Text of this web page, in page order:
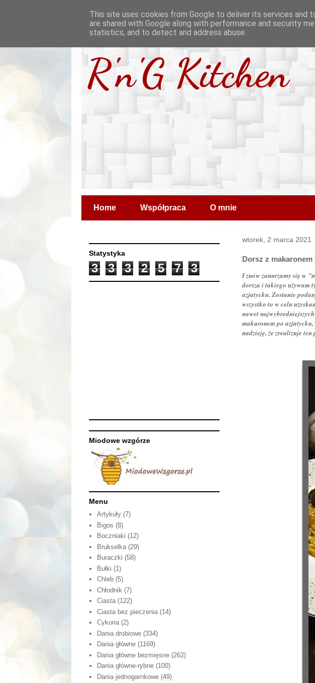
R'n'G Kitchen
Home Współpraca O mnie
wtorek, 2 marca 2021
Dorsz z makaronem
I znów zanurzamy się w
dorsza i takiego używam
azjatycku. Zostanie
wszystko to w celu
nawet
makaronem po
nadzieję, że zrealizuje
Statystyka
3 3 3 2 5 7 3
Miodowe wzgórze
Menu
Artykuły (7)
Bigos (8)
Boczniaki (12)
Brukselka (29)
Buraczki (58)
Bułki (1)
Chleb (5)
Chłodnik (7)
Ciasta (122)
Ciasta bez pieczenia (14)
Cykoria (2)
Dania drobiowe (334)
Dania główne (1169)
Dania główne bezmięsne (262)
Dania główne-rybne (100)
Dania jednogarnkowe (49)
This site uses cookies from Google to deliver its services and
are shared with Google along with performance and security
statistics, and to detect and address abuse.